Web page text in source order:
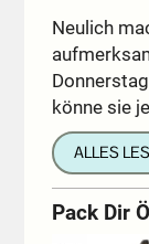
Neulich
könne sie
ALLES
Pack Dir